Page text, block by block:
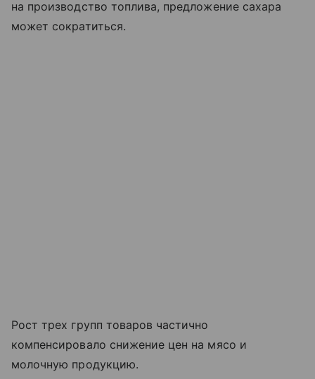
на производство топлива, предложение сахара
может сократиться.
Рост трех групп товаров частично
компенсировало снижение цен на мясо и
молочную продукцию.